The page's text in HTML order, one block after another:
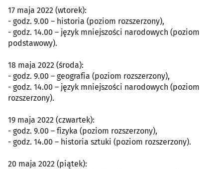
17 maja 2022 (wtorek):
- godz. 9.00 – historia (poziom rozszerzony),
- godz. 14.00 – język mniejszości narodowych (poziom
podstawowy).
18 maja 2022 (środa):
- godz. 9.00 – geografia (poziom rozszerzony),
- godz. 14.00 – język mniejszości narodowych (poziom
rozszerzony).
19 maja 2022 (czwartek):
- godz. 9.00 – fizyka (poziom rozszerzony),
- godz. 14.00 – historia sztuki (poziom rozszerzony).
20 maja 2022 (piątek):